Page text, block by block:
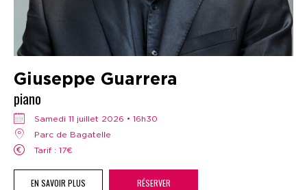
Giuseppe Guarrera
piano
samedi 11 juillet 2026 • 16h30
Parc de Bagatelle
Tarif : 17€
EN SAVOIR PLUS RÉSERVER